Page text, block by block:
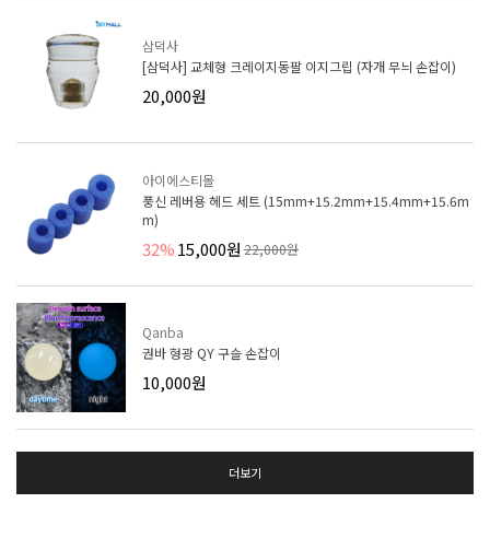
삼덕사
[삼덕사] 교체형 크레이지동팔 이지그립 (자개 무늬 손잡이)
20,000원
아이에스티몰
풍신 레버용 헤드 세트 (15mm+15.2mm+15.4mm+15.6m
m)
32%15,000원 22,000원
Qanba
권바 형광 QY 구슬 손잡이
10,000원
더보기